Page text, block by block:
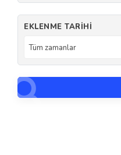
EKLENME TARIHI
Tüm zamanlar